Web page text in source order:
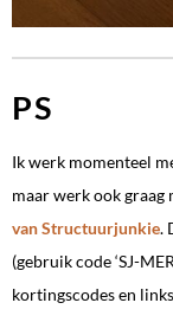
PS
Ik werk momenteel
maar werk ook graag
van Structuurjunkie.
(gebruik code ‘SJ-
kortingscodes en